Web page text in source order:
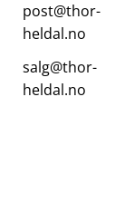
post@thor-
heldal.no
salg@thor-
heldal.no